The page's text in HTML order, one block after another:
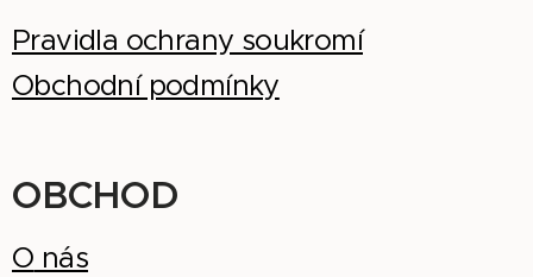
Pravidla ochrany soukromí
Obchodní podmínky
OBCHOD
O nás